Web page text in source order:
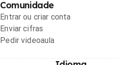
Comunidade
Entrar ou criar conta
Enviar cifras
Pedir videoaula